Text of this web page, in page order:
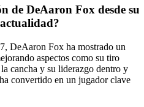
de DeAaron Fox desde su
DeAaron Fox ha mostrado un
aspectos como su tiro
cancha y su liderazgo dentro y
convertido en un jugador clave